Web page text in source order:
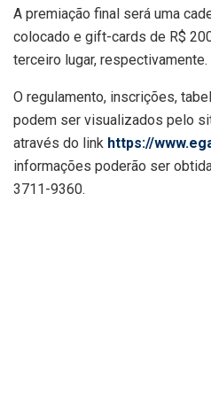
A premiação final será uma
colocado e gift-cards de R$
terceiro lugar, respectivamente.
O regulamento, inscrições,
podem ser visualizados pelo
através do link https://
informações poderão ser
3711-9360.